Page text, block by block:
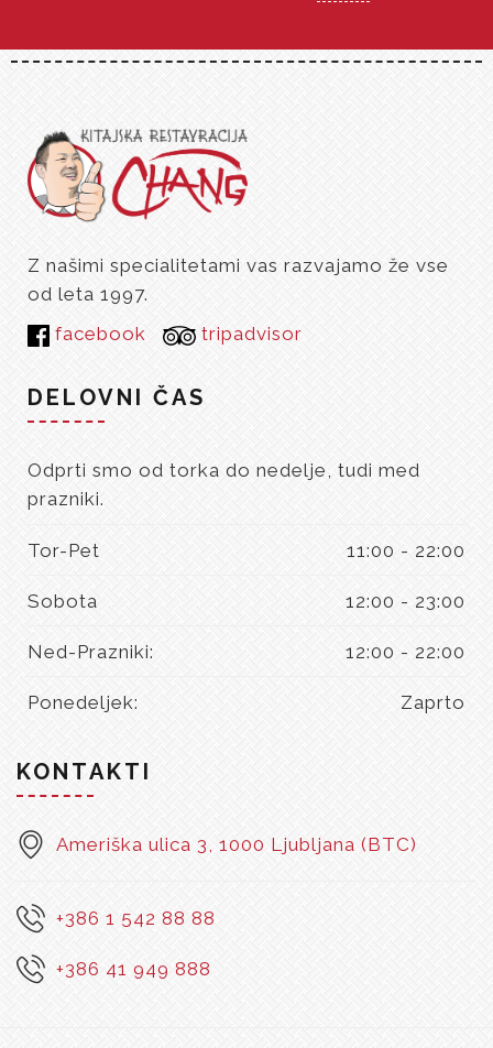
Z našimi specialitetami vas razvajamo že vse
od leta 1997.
facebook
tripadvisor
DELOVNI ČAS
Odprti smo od torka do nedelje, tudi med
prazniki.
Tor-Pet 11:00 - 22:00
Sobota 12:00 - 23:00
Ned-Prazniki: 12:00 - 22:00
Ponedeljek: Zaprto
KONTAKTI
Ameriška ulica 3, 1000 Ljubljana (BTC)
+386 1 542 88 88
+386 41 949 888